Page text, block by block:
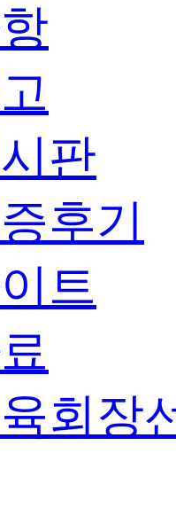
판
후기
트
회장